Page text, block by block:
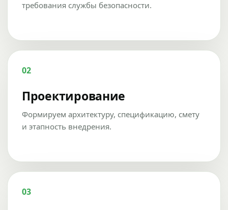
требования службы безопасности.
02
Проектирование
Формируем архитектуру, спецификацию, смету
и этапность внедрения.
03